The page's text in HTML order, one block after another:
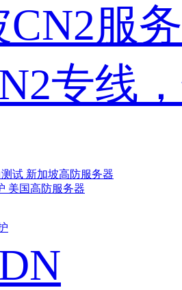
服
专线
试 新加坡高防服务器
美国高防服务器